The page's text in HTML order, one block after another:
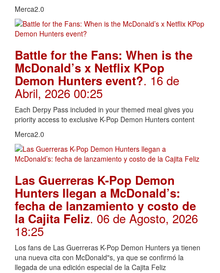
Merca2.0
Battle for the Fans: When is the
McDonald’s x Netflix KPop
Demon Hunters event?. 16 de
Abril, 2026 00:25
Each Derpy Pass included in your themed meal gives you
priority access to exclusive K-Pop Demon Hunters content
Merca2.0
Las Guerreras K-Pop Demon
Hunters llegan a McDonald’s:
fecha de lanzamiento y costo de
la Cajita Feliz. 06 de Agosto, 2026
18:25
Los fans de Las Guerreras K-Pop Demon Hunters ya tienen
una nueva cita con McDonald"s, ya que se confirmó la
llegada de una edición especial de la Cajita Feliz